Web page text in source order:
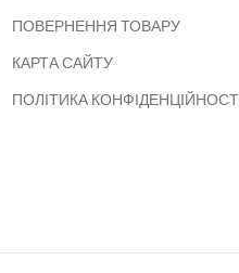
ПОВЕРНЕННЯ ТОВАРУ
КАРТА САЙТУ
ПОЛІТИКА